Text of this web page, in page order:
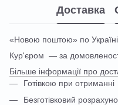
Доставка
«Новою поштою» по
Кур'єром — за
Більше інформації про
Готівкою при отриманні
Безготівковий